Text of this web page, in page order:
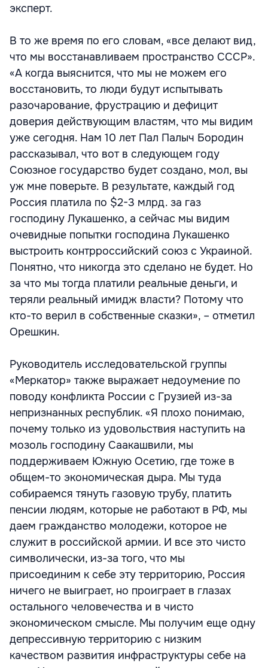
эксперт.
В то же время по его словам, «все делают вид,
что мы восстанавливаем пространство СССР».
«А когда выяснится, что мы не можем его
восстановить, то люди будут испытывать
разочарование, фрустрацию и дефицит
доверия действующим властям, что мы видим
уже сегодня. Нам 10 лет Пал Палыч Бородин
рассказывал, что вот в следующем году
Союзное государство будет создано, мол, вы
уж мне поверьте. В результате, каждый год
Россия платила по $2-3 млрд. за газ
господину Лукашенко, а сейчас мы видим
очевидные попытки господина Лукашенко
выстроить контрроссийский союз с Украиной.
Понятно, что никогда это сделано не будет. Но
за что мы тогда платили реальные деньги, и
теряли реальный имидж власти? Потому что
кто-то верил в собственные сказки», – отметил
Орешкин.
Руководитель исследовательской группы
«Меркатор» также выражает недоумение по
поводу конфликта России с Грузией из-за
непризнанных республик. «Я плохо понимаю,
почему только из удовольствия наступить на
мозоль господину Саакашвили, мы
поддерживаем Южную Осетию, где тоже в
общем-то экономическая дыра. Мы туда
собираемся тянуть газовую трубу, платить
пенсии людям, которые не работают в РФ, мы
даем гражданство молодежи, которое не
служит в российской армии. И все это чисто
символически, из-за того, что мы
присоединим к себе эту территорию, Россия
ничего не выиграет, но проиграет в глазах
остального человечества и в чисто
экономическом смысле. Мы получим еще одну
депрессивную территорию с низким
качеством развития инфраструктуры себе на